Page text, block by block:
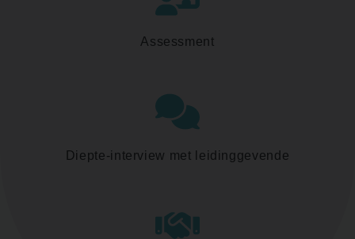
Assessment
Diepte-interview met leidinggevende